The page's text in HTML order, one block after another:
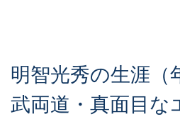
明智光秀の生涯（
武両道・真面目な